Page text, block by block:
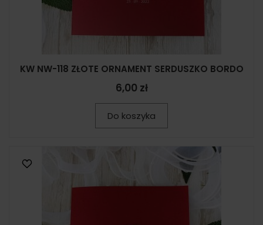
KW NW-118 ZŁOTE ORNAMENT SERDUSZKO BORDO
6,00 zł
Do koszyka